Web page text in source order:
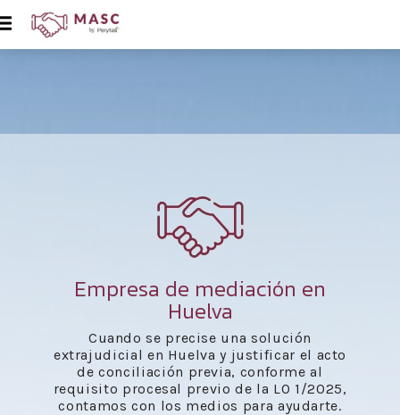
Empresa de mediación en
Huelva
Cuando se precise una solución
extrajudicial en Huelva y justificar el acto
de conciliación previa, conforme al
requisito procesal previo de la LO 1/2025,
contamos con los medios para ayudarte.